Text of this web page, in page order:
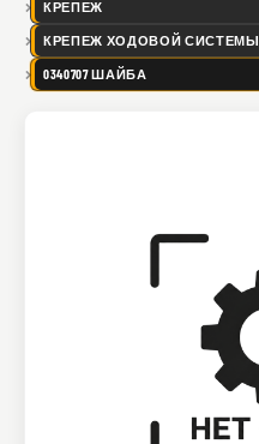
КРЕПЕЖ
КРЕПЕЖ ХОДОВОЙ СИСТЕМЫ
0340707 ШАЙБА